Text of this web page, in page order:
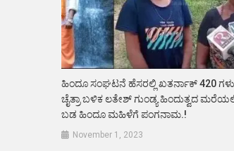
ಹಿಂದೂ ಸಂಘಟನೆ ಹೆಸರಲ್ಲಿ ಖತರ್ನಾಕ್ 420
ಚೈತ್ರಾ ಬಳಿಕ ಲತೇಶ್ ಗುಂಡ್ಯ ಹಿಂದುತ್ವದ
ಬಡ ಹಿಂದೂ ಮಹಿಳೆಗೆ ಪಂಗನಾಮ.!
November 1, 2023